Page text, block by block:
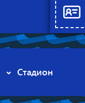
Стадион